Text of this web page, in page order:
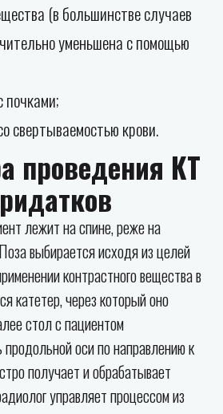
(в большинстве случаев
уменьшена с помощью
почками;
свертываемостью крови.
проведения КТ
лежит на спине, реже на
выбирается исходя из целей
контрастного вещества в
катетер, через который оно
стол с пациентом
оси по направлению к
получает и обрабатывает
управляет процессом из